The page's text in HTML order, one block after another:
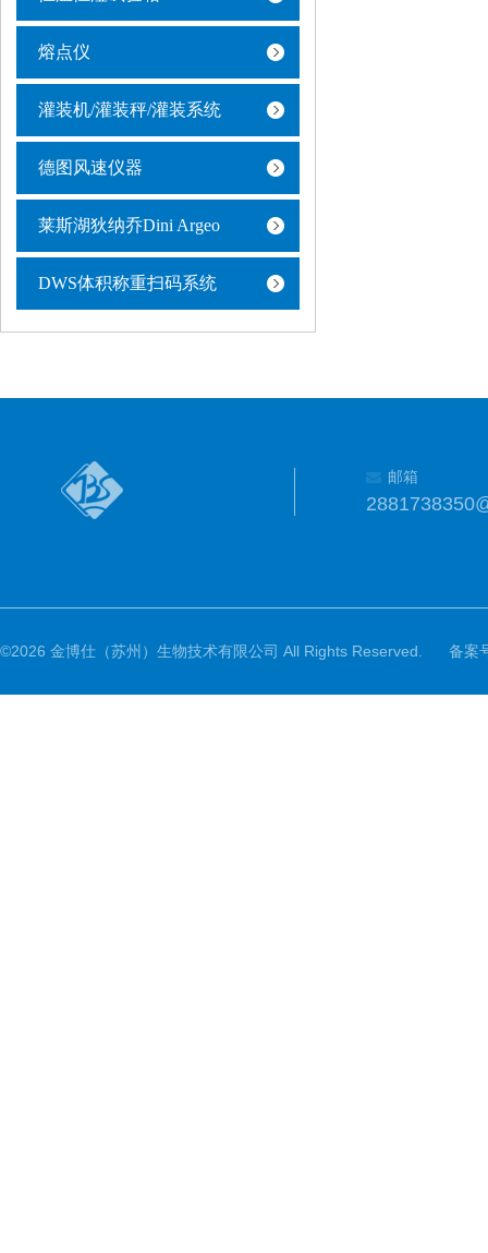
熔点仪
灌装机/灌装秤/灌装系统
德图风速仪器
莱斯湖狄纳乔Dini Argeo
DWS体积称重扫码系统
邮箱
©2026 金博仕（苏州）生物技术有限公司 All Rights Reserved. 备案